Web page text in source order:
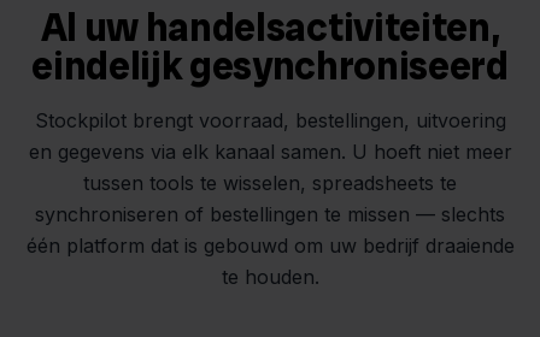
Al uw handelsactiviteiten,
eindelijk gesynchroniseerd
Stockpilot brengt voorraad, bestellingen, uitvoering
en gegevens via elk kanaal samen. U hoeft niet meer
tussen tools te wisselen, spreadsheets te
synchroniseren of bestellingen te missen — slechts
één platform dat is gebouwd om uw bedrijf draaiende
te houden.